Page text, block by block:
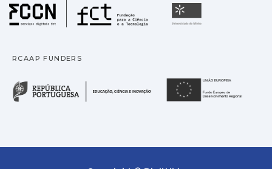
Fundação para a
RCAAP FUNDERS
República Portuguesa